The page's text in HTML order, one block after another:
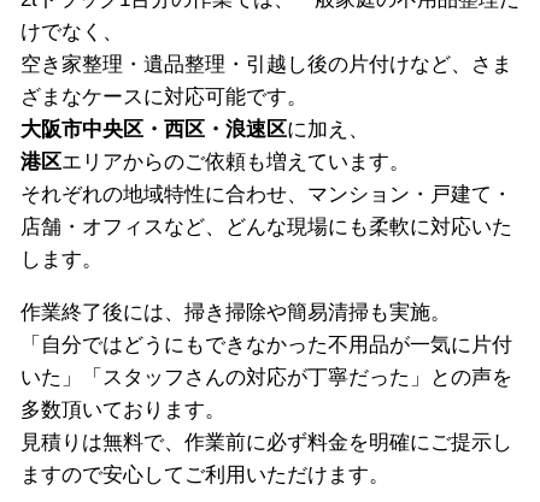
けでなく、
空き家整理・遺品整理・引越し後の片付けなど、さま
ざまなケースに対応可能です。
大阪市中央区・西区・浪速区に加え、
港区エリアからのご依頼も増えています。
それぞれの地域特性に合わせ、マンション・戸建て・
店舗・オフィスなど、どんな現場にも柔軟に対応いた
します。
作業終了後には、掃き掃除や簡易清掃も実施。
「自分ではどうにもできなかった不用品が一気に片付
いた」「スタッフさんの対応が丁寧だった」との声を
多数頂いております。
見積りは無料で、作業前に必ず料金を明確にご提示し
ますので安心してご利用いただけます。